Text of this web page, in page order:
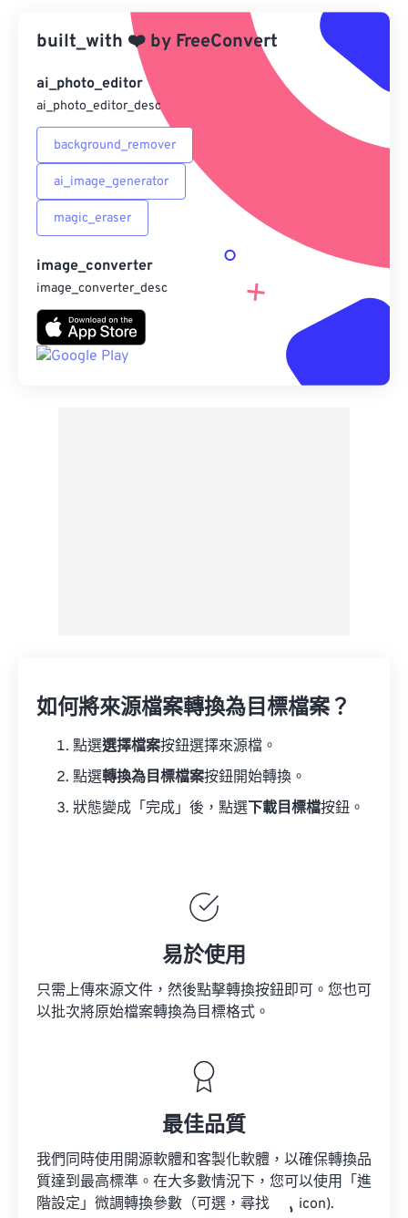
另存為預設
built_with ❤️ by FreeConvert
ai_photo_editor
ai_photo_editor_desc
background_remover
ai_image_generator
magic_eraser
image_converter
image_converter_desc
如何將來源檔案轉換為目標檔案？
點選選擇檔案按鈕選擇來源檔。
點選轉換為目標檔案按鈕開始轉換。
狀態變成「完成」後，點選 下載目標檔按鈕。
易於使用
只需上傳來源文件，然後點擊轉換按鈕即可。您也可
以批次將原始檔案轉換為目標格式。
最佳品質
我們同時使用開源軟體和客製化軟體，以確保轉換品
質達到最高標準。在大多數情況下，您可以使用「進
階設定」微調轉換參數（可選，尋找
icon).